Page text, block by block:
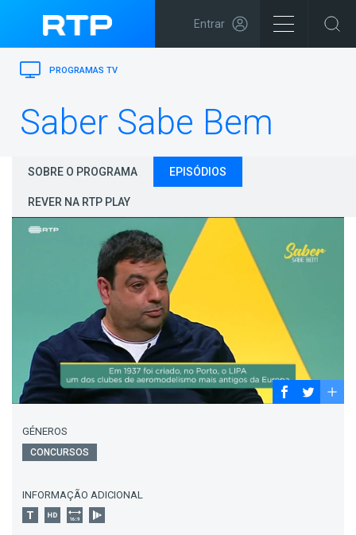
Entrar
PROGRAMAS TV
Saber Sabe Bem
SOBRE O PROGRAMA EPISÓDIOS
REVER NA RTP PLAY
GÉNEROS
CONCURSOS
INFORMAÇÃO ADICIONAL